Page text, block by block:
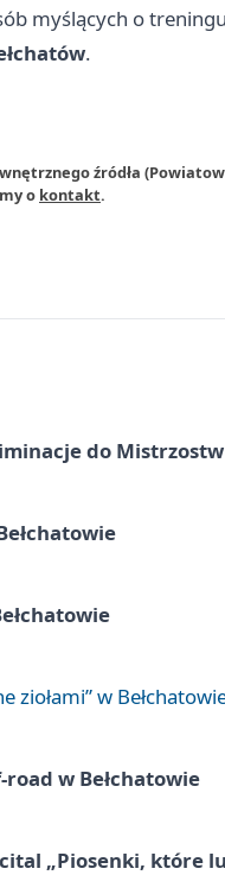
myślących o
.
źródła
o kontakt.
do
ziołami” w
w Bełchatowie
„Piosenki, które